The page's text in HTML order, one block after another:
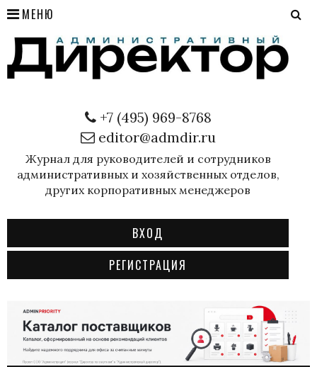
МЕНЮ
+7 (495) 969-8768
editor@admdir.ru
Журнал для руководителей и сотрудников
административных и хозяйственных отделов,
других корпоративных менеджеров
ВХОД
РЕГИСТРАЦИЯ